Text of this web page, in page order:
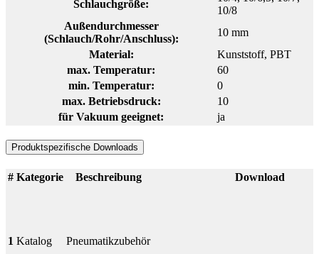
Schlauchgröße:
10/8
Außendurchmesser
(Schlauch/Rohr/Anschluss):
10 mm
Material:
Kunststoff, PBT
max. Temperatur:
60
min. Temperatur:
0
max. Betriebsdruck:
10
für Vakuum geeignet:
ja
Produktspezifische Downloads
# Kategorie Beschreibung Download
1 Katalog Pneumatikzubehör